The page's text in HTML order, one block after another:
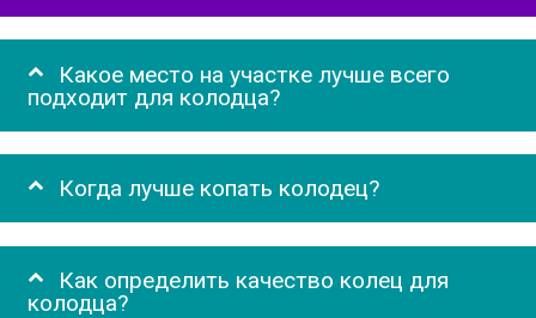
Какое место на участке лучше всего
подходит для колодца?
Когда лучше копать колодец?
Как определить качество колец для
колодца?